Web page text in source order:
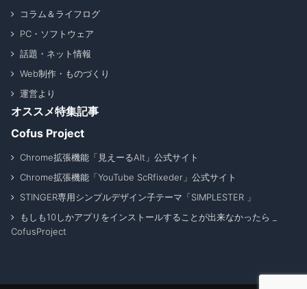
コラム＆ライフログ
PC・ソフトウェア
話題・ネット情報
Web制作・ものづくり
運営より
オススメ特集記事
Cofus Project
Chrome拡張機能「見えーるAlt」公式サイト
Chrome拡張機能「YouTube ScRfixeder」公式サイト
STINGER専用シンプルデザイン子テーマ「SIMPLESTER 」
もしも10しかアプリをインストールすることが出来なかったら _
CofusProject